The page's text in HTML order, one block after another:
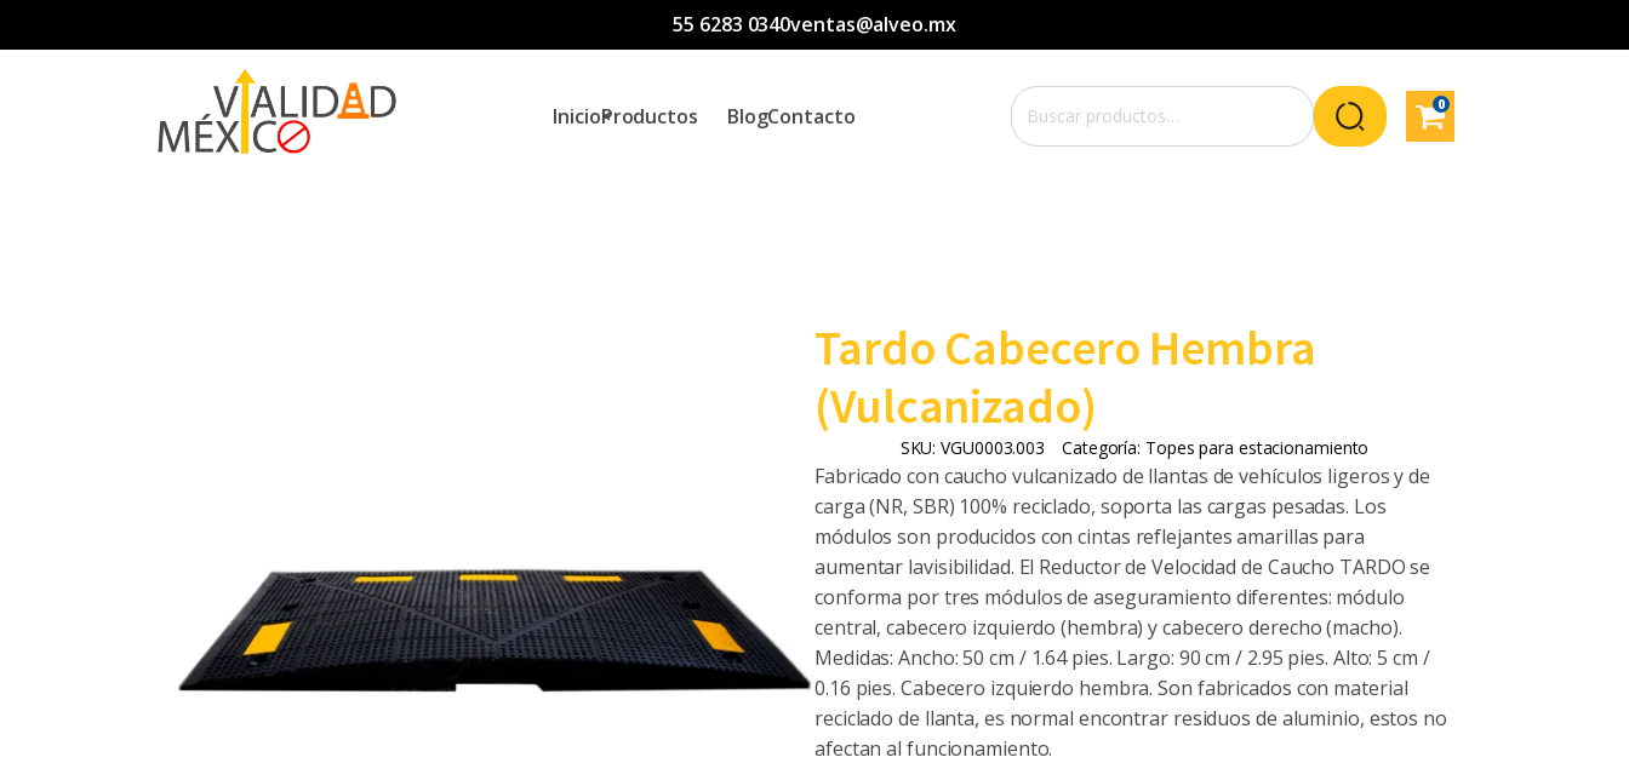
55 6283 0340ventas@alveo.mx
InicioProductos BlogContacto
Buscar
por:
0
Tardo Cabecero Hembra
(Vulcanizado)
SKU:VGU0003.003 Categoría: Topes para estacionamiento
Fabricado con caucho vulcanizado de llantas de vehículos ligeros y de
carga (NR, SBR) 100% reciclado, soporta las cargas pesadas. Los
módulos son producidos con cintas reflejantes amarillas para
aumentar lavisibilidad. El Reductor de Velocidad de Caucho TARDO se
conforma por tres módulos de aseguramiento diferentes: módulo
central, cabecero izquierdo (hembra) y cabecero derecho (macho).
Medidas: Ancho: 50 cm / 1.64 pies. Largo: 90 cm / 2.95 pies. Alto: 5 cm /
0.16 pies. Cabecero izquierdo hembra. Son fabricados con material
reciclado de llanta, es normal encontrar residuos de aluminio, estos no
afectan al funcionamiento.